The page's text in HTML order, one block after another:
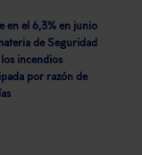
en el 6,3% en junio
de Seguridad
incendios
por razón de